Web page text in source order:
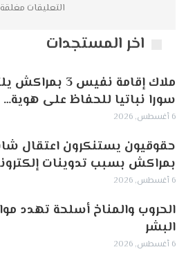
التعليقات
اخر المستجدات
ملاك إقامة نفيس 3
سورا نباتيا للحفاظ على هوية…
6 أغسطس, 2026
حقوقيون يستنكرون اعتقال
بمراكش بسبب تدوينات
6 أغسطس, 2026
الحروب والمناخ أسلحة تهدد
البشر
6 أغسطس, 2026